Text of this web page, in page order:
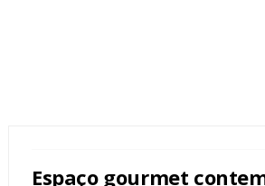
Espaço gourmet